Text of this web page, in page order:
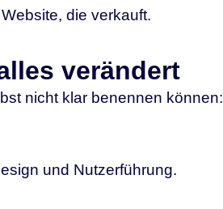
die verkauft.
verändert
nicht klar benennen können:
und Nutzerführung.